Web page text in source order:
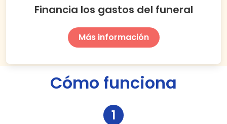
Financia los gastos del funeral
Más información
Cómo funciona
1